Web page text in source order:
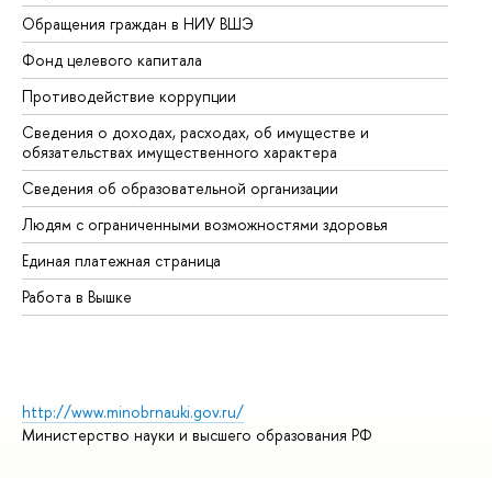
Обращения граждан в НИУ ВШЭ
Фонд целевого капитала
Противодействие коррупции
Сведения о доходах, расходах, об имуществе и
обязательствах имущественного характера
Сведения об образовательной организации
Людям с ограниченными возможностями здоровья
Единая платежная страница
Работа в Вышке
http://www.minobrnauki.gov.ru/
Министерство науки и высшего образования РФ